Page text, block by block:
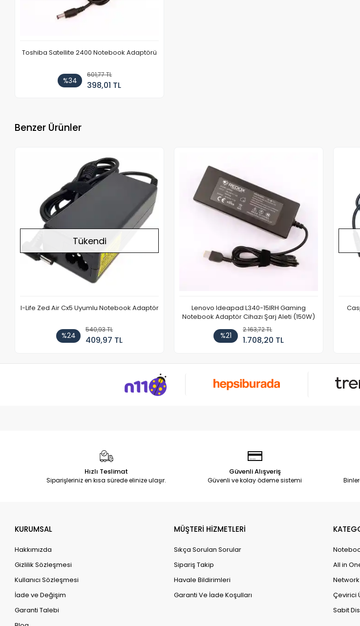
Toshiba Satellite 2400 Notebook Adaptörü
%34
601,77 TL
398,01 TL
Benzer Ürünler
Tükendi
I-Life Zed Air Cx5 Uyumlu Notebook Adaptör
%24
540,93 TL
409,97 TL
Lenovo Ideapad L340-15IRH Gaming
Notebook Adaptör Cihazı Şarj Aleti (150W)
%21
2.163,72 TL
1.708,20 TL
Hızlı Teslimat
Siparişleriniz en kısa sürede elinize ulaşır.
Güvenli Alışveriş
Güvenli ve kolay ödeme sistemi
KURUMSAL
Hakkımızda
Gizlilik Sözleşmesi
Kullanıcı Sözleşmesi
İade ve Değişim
Garanti Talebi
MÜŞTERİ HİZMETLERİ
Sıkça Sorulan Sorular
Sipariş Takip
Havale Bildirimleri
Garanti Ve İade Koşulları
All in
Çevirici
Sabit